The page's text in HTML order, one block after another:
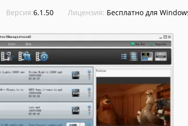
Версия:6.1.50 Лицензия: Бесплатно для